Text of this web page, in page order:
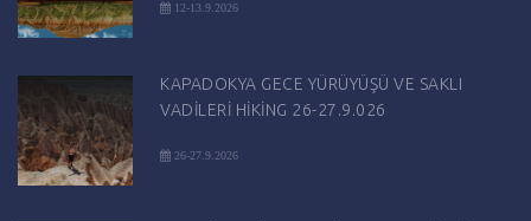
12-13.9.2026
KAPADOKYA GECE YÜRÜYÜŞÜ VE SAKLI
VADİLERİ HİKİNG 26-27.9.026
26-27.9.2026